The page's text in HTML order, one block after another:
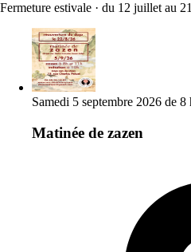
Fermeture estivale · du 12 juillet au
Samedi 5 septembre 2026 de 8
Matinée de zazen